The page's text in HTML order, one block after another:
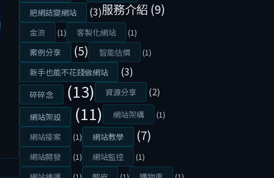
把網誌變網站 (3)服務介紹 (9)
金流 (1) 客製化網站
(1)
案例分享
(5) 智能估價
(1)
新手也能不花錢做網站
(3)
碎碎念 (13) 資源分享 (2)
網站架設 (11) 網站架構
(1)
網站接案
(1) 網站教學 (7)
網站開發 (1) 網站監控
(1)